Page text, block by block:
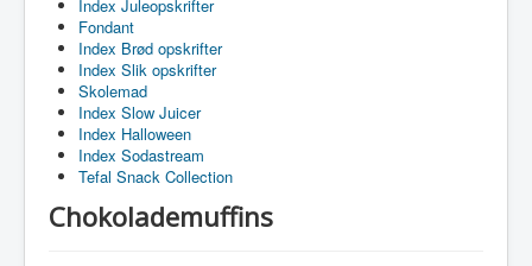
Index Juleopskrifter
Fondant
Index Brød opskrifter
Index Slik opskrifter
Skolemad
Index Slow Juicer
Index Halloween
Index Sodastream
Tefal Snack Collection
Chokolademuffins